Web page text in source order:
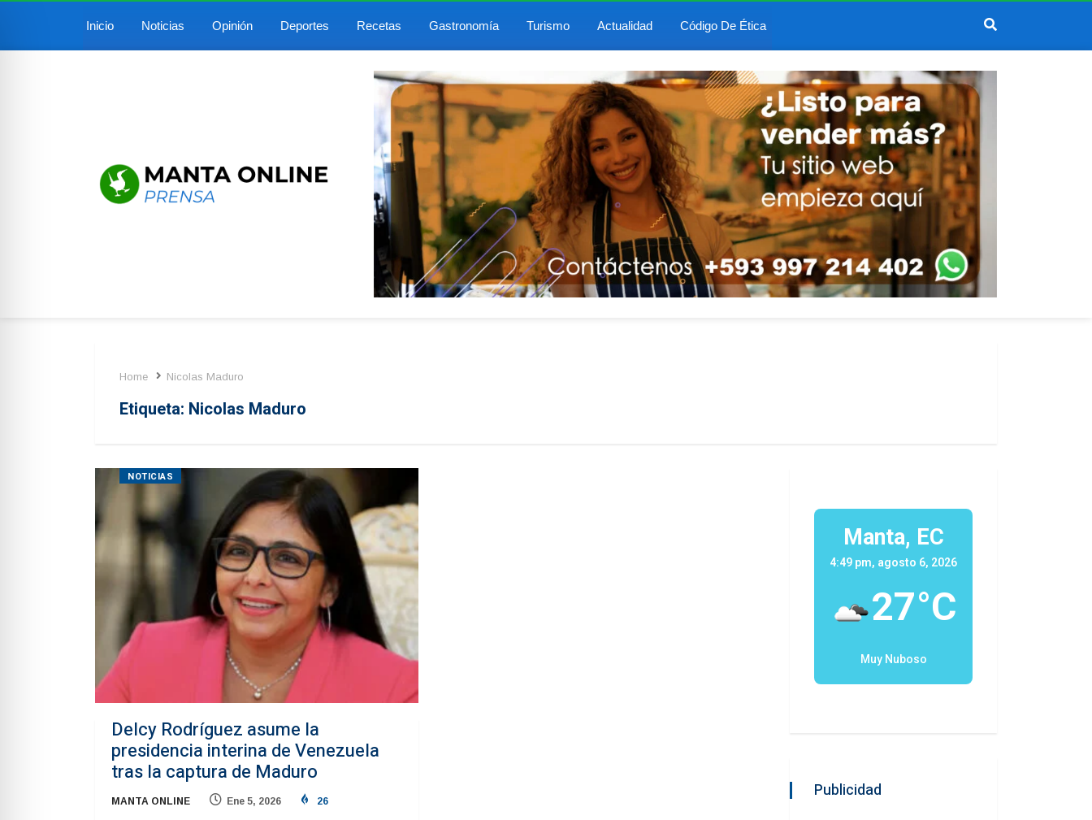
Inicio Noticias Opinión Deportes Recetas Gastronomía Turismo Actualidad Código De Ética
Home Nicolas Maduro
Etiqueta: Nicolas Maduro
NOTICIAS
Delcy Rodríguez asume la
presidencia interina de Venezuela
tras la captura de Maduro
MANTA ONLINE Ene 5, 2026 26
Manta, EC
4:49 pm, agosto 6, 2026
27°C
Muy Nuboso
Publicidad